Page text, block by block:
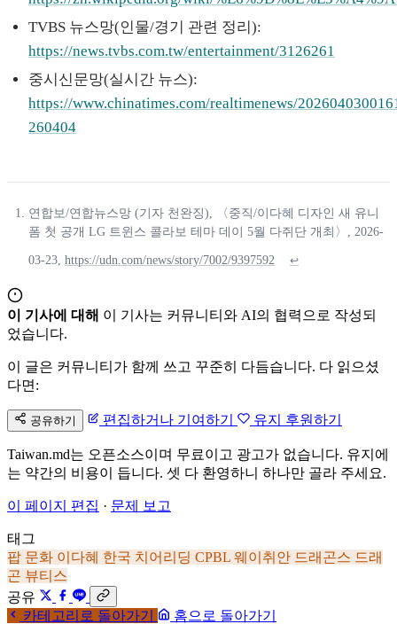
TVBS 뉴스망(인물/경기 관련 정리):
https://news.tvbs.com.tw/entertainment/3126261
중시신문망(실시간 뉴스):
https://www.chinatimes.com/realtimenews/
260404
연합보/연합뉴스망 (기자 천완징), 〈중직/이다혜 디자인 새 유니
폼 첫 공개 LG 트윈스 콜라보 테마 데이 5월 다쥐단 개최〉, 2026-
03-23, https://udn.com/news/story/7002/9397592 ↩
이 기사에 대해 이 기사는 커뮤니티와 AI의 협력으로 작성되
었습니다.
이 글은 커뮤니티가 함께 쓰고 꾸준히 다듬습니다. 다 읽으셨
다면:
공유하기 편집하거나 기여하기 유지 후원하기
Taiwan.md는 오픈소스이며 무료이고 광고가 없습니다. 유지에
는 약간의 비용이 듭니다. 셋 다 환영하니 하나만 골라 주세요.
이 페이지 편집 · 문제 보고
태그
팝 문화 이다혜 한국 치어리딩 CPBL 웨이취안 드래곤스 드래
곤 뷰티스
공유
카테고리로 돌아가기
홈으로 돌아가기